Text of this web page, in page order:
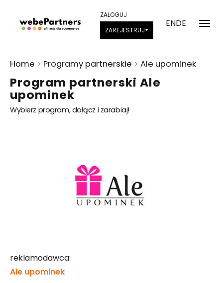
ENDE
ZALOGUJ
ZAREJESTRUJ
Program partnerski Ale
upominek
Wybierz program, dołącz i zarabiaj!
Home > Programy partnerskie > Ale upominek
reklamodawca:
Ale upominek